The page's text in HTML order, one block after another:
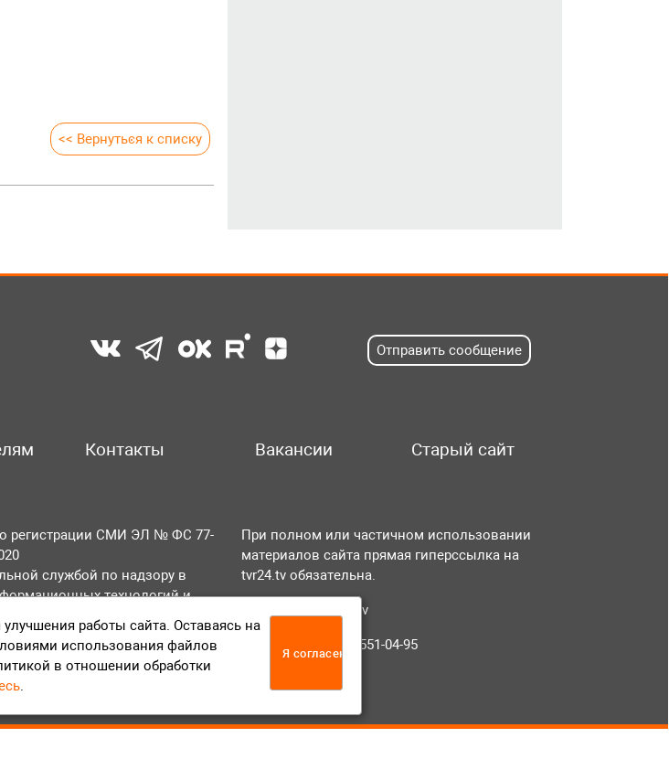
<< Вернуться к списку
Отправить сообщение
Контакты Вакансии Старый сайт
о регистрации СМИ ЭЛ № ФС 77-
службой по надзору в
технологий и
(Роскомнадзор).
персональных данных
персональных данных
При полном или частичном использовании
материалов сайта прямая гиперссылка на
tvr24.tv обязательна.
info@tvr24.tv
Телефон: +7 (496) 551-04-95
работы сайта. Оставаясь на
использования файлов
в отношении обработки
.
Я согласен